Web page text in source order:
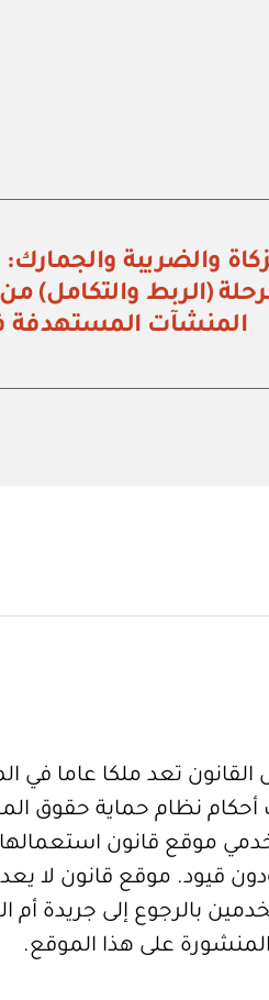
(الربط والتكامل) من
المنشآت المستهدفة
تعد ملكا عاما في
نظام حماية حقوق
موقع قانون
قيود. موقع قانون لا
بالرجوع إلى جريدة أم
المنشورة على هذا الموقع.